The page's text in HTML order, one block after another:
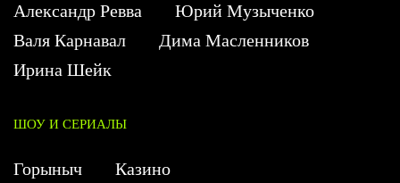
Александр Ревва
Юрий Музыченко
Валя Карнавал
Дима Масленников
Ирина Шейк
ШОУ И СЕРИАЛЫ
Горыныч
Казино